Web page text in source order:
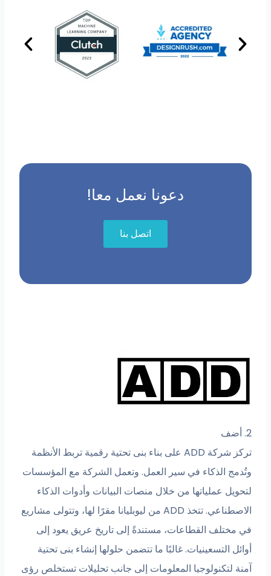
دعونا نعمل معا!
اتصل بنا
تركز شركة ADD على بناء بنى تحتية رقمية تربط الأنظمة
الذكاء في سير العمل. وتعمل الشركة مع المؤسسات
عملياتها من خلال منصات البيانات وأدوات الذكاء
الاصطناعي. تتخذ ADD من ليوبليانا مقرًا لها، وتتولى مشاريع
مختلف القطاعات، مستندةً إلى تاريخ عريق يعود إلى
التسعينيات. غالبًا ما تتضمن حلولها إنشاء بنى تحتية
لتكنولوجيا المعلومات إلى جانب تحليلات تستخلص رؤى